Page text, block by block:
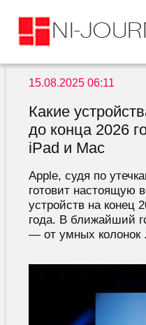
15.08.2025 06:11
Какие
до конца 2026
iPad и Mac
Apple, судя по
готовит настоящую
устройств на конец
года. В ближайший
— от умных колонок